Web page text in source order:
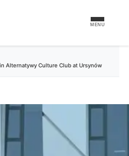
MENU
Alternatywy Culture Club at Ursynów